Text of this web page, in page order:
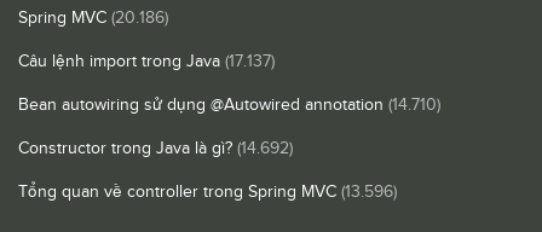
Spring MVC (20.186)
Câu lệnh import trong Java (17.137)
Bean autowiring sử dụng @Autowired annotation (14.710)
Constructor trong Java là gì? (14.692)
Tổng quan về controller trong Spring MVC (13.596)